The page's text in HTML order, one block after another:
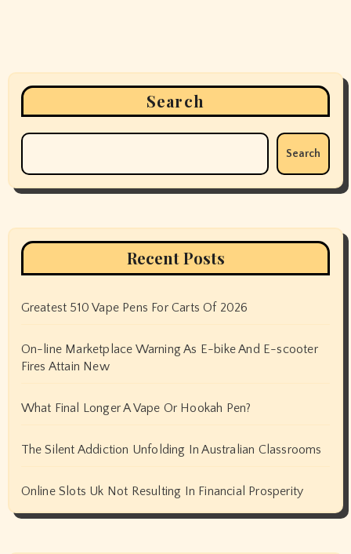
Search
Search
Recent Posts
Greatest 510 Vape Pens For Carts Of 2026
On-line Marketplace Warning As E-bike And E-scooter
Fires Attain New
What Final Longer A Vape Or Hookah Pen?
The Silent Addiction Unfolding In Australian Classrooms
Online Slots Uk Not Resulting In Financial Prosperity